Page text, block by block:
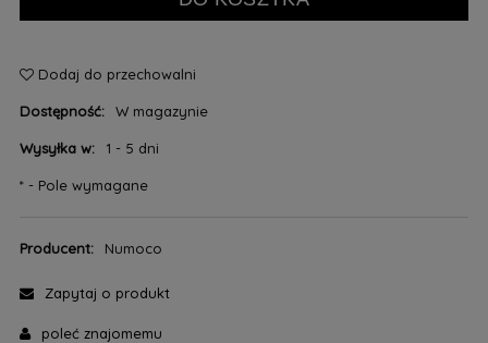
Dodaj do przechowalni
Dostępność: W magazynie
Wysyłka w: 1 - 5 dni
*- Pole wymagane
Producent: Numoco
Zapytaj o produkt
poleć znajomemu